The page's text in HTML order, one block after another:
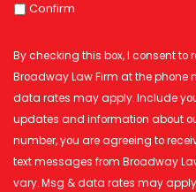
Confirm
By checking this box, I consent to
Broadway Law Firm at the phone
data rates may apply. Include
updates and information about
number, you are agreeing to
text messages from Broadway
vary. Msg & data rates may apply.